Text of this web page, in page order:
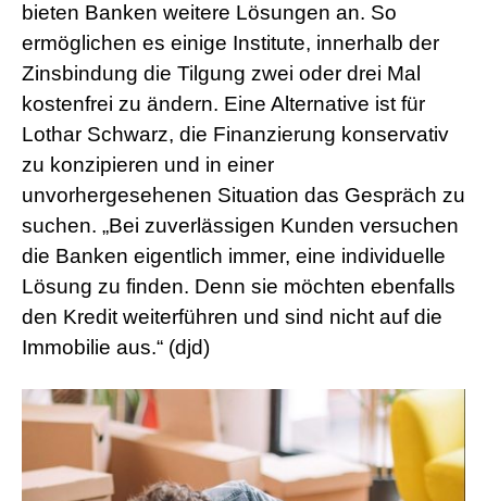
bieten Banken weitere Lösungen an. So
ermöglichen es einige Institute, innerhalb der
Zinsbindung die Tilgung zwei oder drei Mal
kostenfrei zu ändern. Eine Alternative ist für
Lothar Schwarz, die Finanzierung konservativ
zu konzipieren und in einer
unvorhergesehenen Situation das Gespräch zu
suchen. „Bei zuverlässigen Kunden versuchen
die Banken eigentlich immer, eine individuelle
Lösung zu finden. Denn sie möchten ebenfalls
den Kredit weiterführen und sind nicht auf die
Immobilie aus.“ (djd)